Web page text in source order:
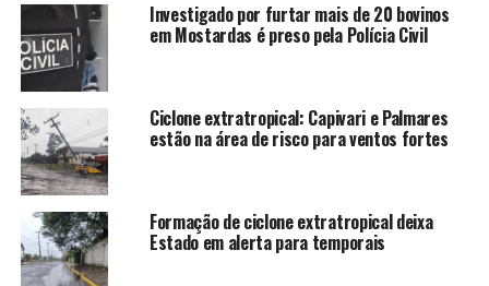
Investigado por furtar mais de 20 bovinos
em Mostardas é preso pela Polícia Civil
Ciclone extratropical: Capivari e Palmares
estão na área de risco para ventos fortes
Formação de ciclone extratropical deixa
Estado em alerta para temporais